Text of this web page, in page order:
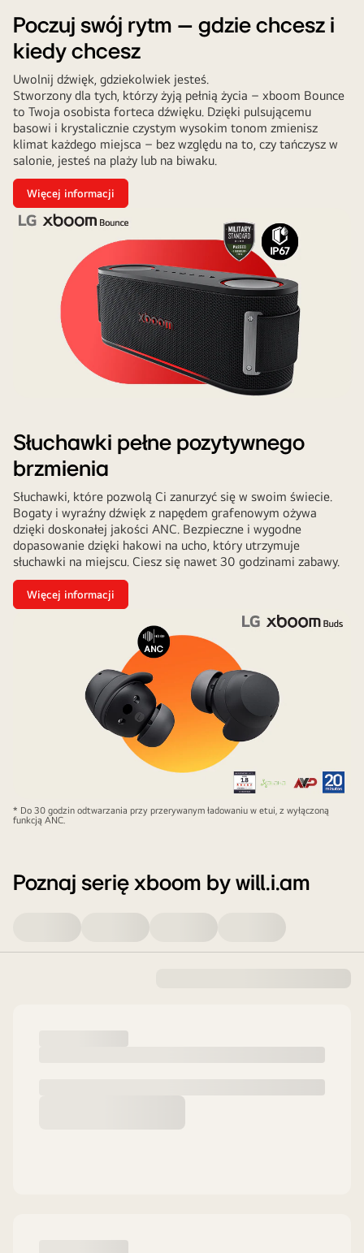
Poczuj swój rytm – gdzie chcesz i
kiedy chcesz
Uwolnij dźwięk, gdziekolwiek jesteś.
Stworzony dla tych, którzy żyją pełnią życia – xboom Bounce
to Twoja osobista forteca dźwięku. Dzięki pulsującemu
basowi i krystalicznie czystym wysokim tonom zmienisz
klimat każdego miejsca – bez względu na to, czy tańczysz w
salonie, jesteś na plaży lub na biwaku.
Więcej informacji
Słuchawki pełne pozytywnego
brzmienia
Słuchawki, które pozwolą Ci zanurzyć się w swoim świecie.
Bogaty i wyraźny dźwięk z napędem grafenowym ożywa
dzięki doskonałej jakości ANC. Bezpieczne i wygodne
dopasowanie dzięki hakowi na ucho, który utrzymuje
słuchawki na miejscu. Ciesz się nawet 30 godzinami zabawy.
Więcej informacji
* Do 30 godzin odtwarzania przy przerywanym ładowaniu w etui, z wyłączoną
funkcją ANC.
Poznaj serię xboom by will.i.am